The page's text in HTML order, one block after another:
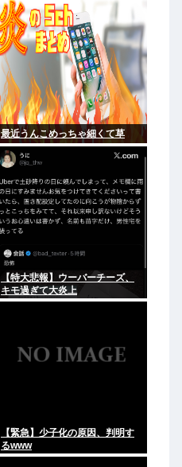
最近うんこめっちゃ細くて草
【特大悲報】ウーバーチーズ、
キモ過ぎて大炎上
【緊急】少子化の原因、判明す
るwww